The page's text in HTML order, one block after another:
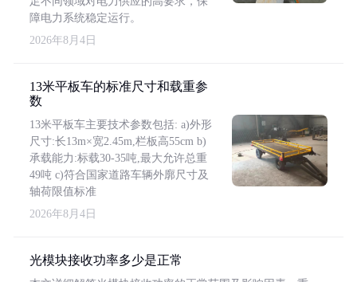
障电力系统稳定运行。
2026年8月4日
13米平板车的标准尺寸和载重参
数
13米平板车主要技术参数包括: a)外形
尺寸:长13m×宽2.45m,栏板高55cm b)
承载能力:标载30-35吨,最大允许总重
49吨 c)符合国家道路车辆外廓尺寸及
轴荷限值标准
2026年8月4日
光模块接收功率多少是正常